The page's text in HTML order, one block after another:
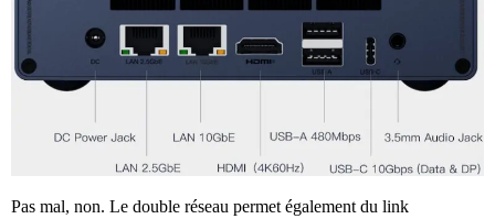
Pas mal, non. Le double réseau permet également du link